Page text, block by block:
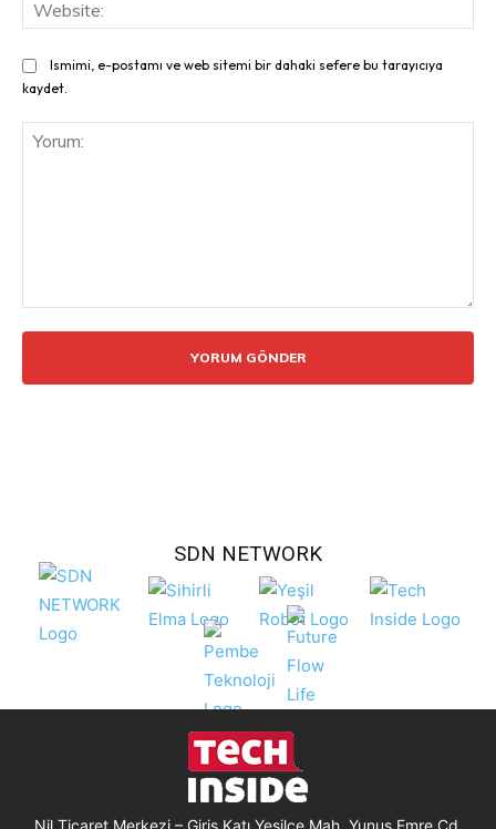
Ismimi, e-postamı ve web sitemi bir dahaki sefere bu tarayıcıya
kaydet.
SDN NETWORK